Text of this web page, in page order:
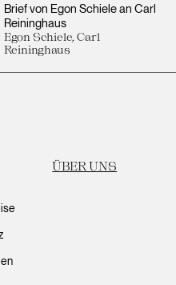
Brief von Egon Schiele an Carl
Reininghaus
Egon Schiele, Carl
Reininghaus
ÜBER UNS